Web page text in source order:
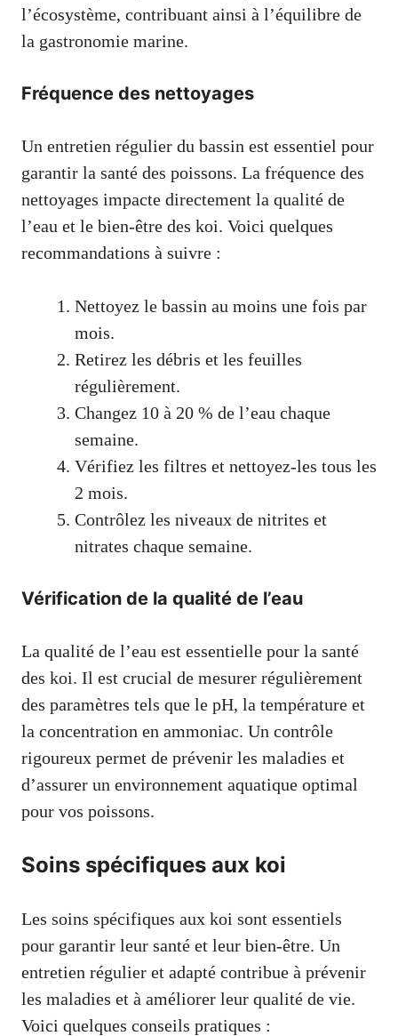
l’écosystème, contribuant ainsi à l’équilibre de
la gastronomie marine.
Fréquence des nettoyages
Un entretien régulier du bassin est essentiel pour
garantir la santé des poissons. La fréquence des
nettoyages impacte directement la qualité de
l’eau et le bien-être des koi. Voici quelques
recommandations à suivre :
Nettoyez le bassin au moins une fois par
mois.
Retirez les débris et les feuilles
régulièrement.
Changez 10 à 20 % de l’eau chaque
semaine.
Vérifiez les filtres et nettoyez-les tous les
2 mois.
Contrôlez les niveaux de nitrites et
nitrates chaque semaine.
Vérification de la qualité de l’eau
La qualité de l’eau est essentielle pour la santé
des koi. Il est crucial de mesurer régulièrement
des paramètres tels que le pH, la température et
la concentration en ammoniac. Un contrôle
rigoureux permet de prévenir les maladies et
d’assurer un environnement aquatique optimal
pour vos poissons.
Soins spécifiques aux koi
Les soins spécifiques aux koi sont essentiels
pour garantir leur santé et leur bien-être. Un
entretien régulier et adapté contribue à prévenir
les maladies et à améliorer leur qualité de vie.
Voici quelques conseils pratiques :